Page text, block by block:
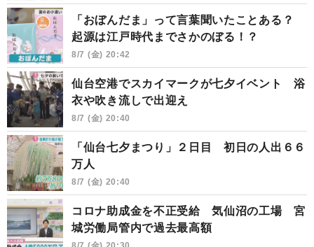
「おぼんだま」って言葉聞いたことある？
起源は江戸時代までさかのぼる！？
8/7 (金) 20:42
仙台空港でスカイマークが七夕イベント 浴
衣や吹き流しで出迎え
8/7 (金) 20:40
「仙台七夕まつり」２日目 初日の人出６６
万人
8/7 (金) 20:40
コロナ助成金を不正受給 気仙沼の工場 宮
城労働局管内で過去最高額